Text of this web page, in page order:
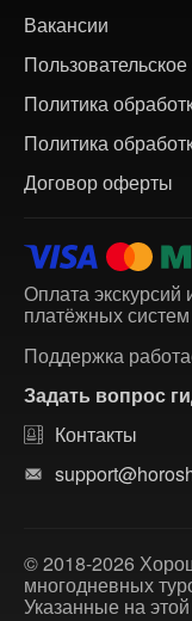
Вакансии
Политика
Политика
Договор оферты
Оплата
платёжных систем
Поддержка
Задать вопрос
Контакты
© 2018-2026
многодневных
Указанные на